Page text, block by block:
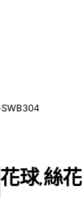
花球,絲